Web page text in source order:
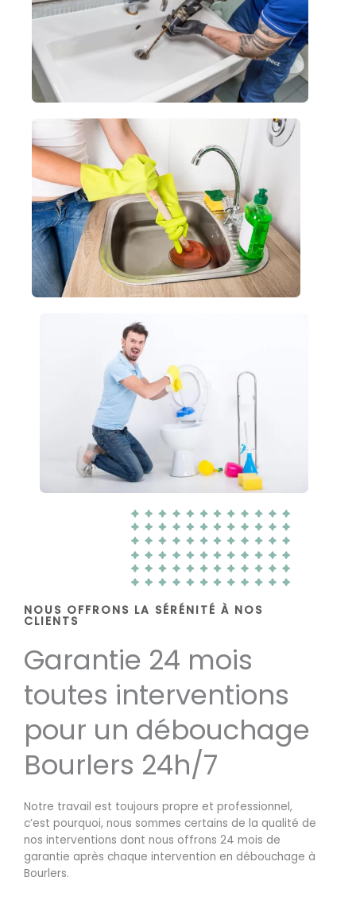
NOUS OFFRONS LA SÉRÉNITÉ À NOS
CLIENTS
Garantie 24 mois
toutes interventions
pour un débouchage
Bourlers 24h/7
Notre travail est toujours propre et professionnel,
c’est pourquoi, nous sommes certains de la qualité de
nos interventions dont nous offrons 24 mois de
garantie après chaque intervention en débouchage à
Bourlers.